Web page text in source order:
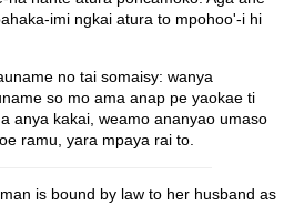
imi ngkai atura to mpohoo'-i hi
no tai somaisy: wanya
so mo ama anap pe yaokae ti
anya kakai, weamo ananyao umaso
ramu, yara mpaya rai to.
is bound by law to her husband as